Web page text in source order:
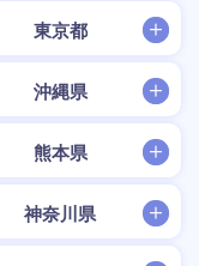
東京都
沖縄県
熊本県
神奈川県